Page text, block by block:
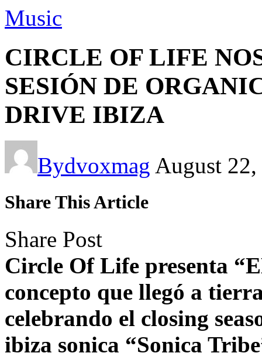
Music
CIRCLE OF LIFE
SESIÓN DE
DRIVE IBIZA
Bydvoxmag August
Share This Article
Share Post
Circle Of Life presenta
concepto que llegó a
celebrando el closing
ibiza sonica “Sonica